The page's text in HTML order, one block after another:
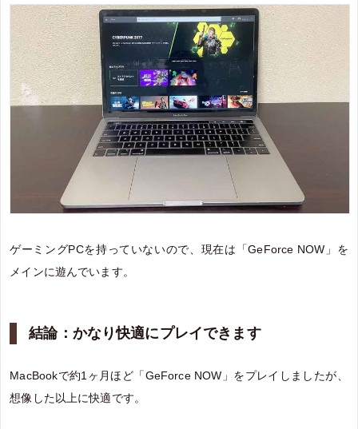
ゲーミングPCを持っていないので、現在は「GeForce NOW」を
メインに遊んでいます。
結論：かなり快適にプレイできます
MacBookで約1ヶ月ほど「GeForce NOW」をプレイしましたが、
想像した以上に快適です。